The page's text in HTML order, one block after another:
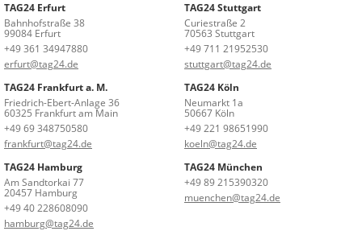
TAG24 Erfurt
Bahnhofstraße 38
99084 Erfurt
+49 361 34947880
erfurt@tag24.de
TAG24 Stuttgart
Curiestraße 2
70563 Stuttgart
+49 711 21952530
stuttgart@tag24.de
TAG24 Frankfurt a. M.
Friedrich-Ebert-Anlage 36
60325 Frankfurt am Main
+49 69 348750580
frankfurt@tag24.de
TAG24 Köln
Neumarkt 1a
50667 Köln
+49 221 98651990
koeln@tag24.de
TAG24 Hamburg
Am Sandtorkai 77
20457 Hamburg
+49 40 228608090
hamburg@tag24.de
TAG24 München
+49 89 215390320
muenchen@tag24.de